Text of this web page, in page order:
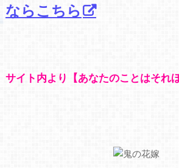
ならこちら
サイト内より【あなたのことはそれ